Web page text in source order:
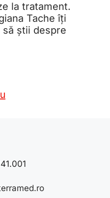
la tratament.
Tache îți
știi despre